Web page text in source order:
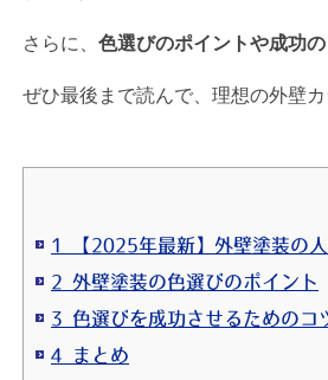
さらに、 色選びのポイントや成功
ぜひ最後まで読んで、理想の外壁
1 【2025年最新】外壁塗装の
2 外壁塗装の色選びのポイント
3 色選びを成功させるためのコ
4 まとめ